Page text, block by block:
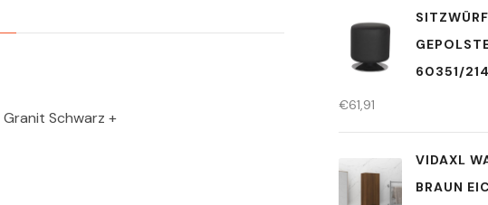
Schwarz +
60351/
€61,91
VIDAXL
BRAUN